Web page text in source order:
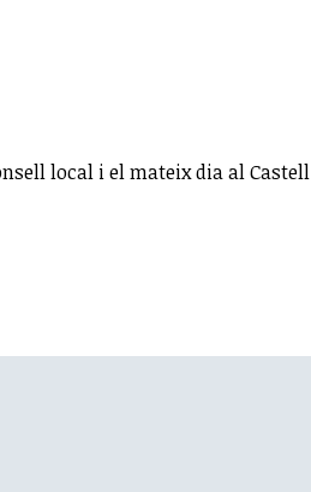
local i el mateix dia al Castell